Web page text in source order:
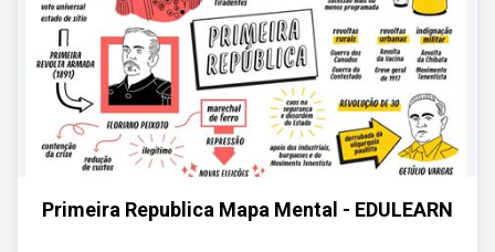
Primeira Republica Mapa Mental - EDULEARN